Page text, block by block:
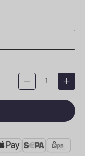
Produkt Anzahl: Gib den